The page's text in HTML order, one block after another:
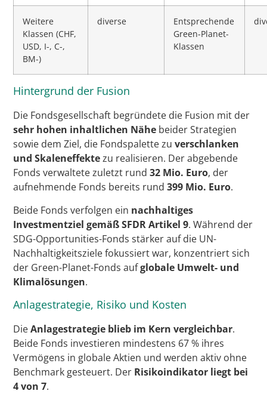
Weitere
Klassen (CHF,
USD, I-, C-,
BM-)
diverse
Entsprechende
Green-Planet-
Klassen
Hintergrund der Fusion
Die Fondsgesellschaft begründete die Fusion mit der
sehr hohen inhaltlichen Nähe beider Strategien
sowie dem Ziel, die Fondspalette zuverschlanken
und Skaleneffektezu realisieren. Der abgebende
Fonds verwaltete zuletzt rund32 Mio. Euro, der
aufnehmende Fonds bereits rund399 Mio. Euro.
Beide Fonds verfolgen ein nachhaltiges
Investmentziel gemäß SFDR Artikel 9. Während der
SDG-Opportunities-Fonds stärker auf die UN-
Nachhaltigkeitsziele fokussiert war, konzentriert sich
der Green-Planet-Fonds aufglobale Umwelt- und
Klimalösungen.
Anlagestrategie, Risiko und Kosten
DieAnlagestrategie blieb im Kern vergleichbar.
Beide Fonds investieren mindestens 67 % ihres
Vermögens in globale Aktien und werden aktiv ohne
Benchmark gesteuert. Der Risikoindikator liegt bei
4 von 7.